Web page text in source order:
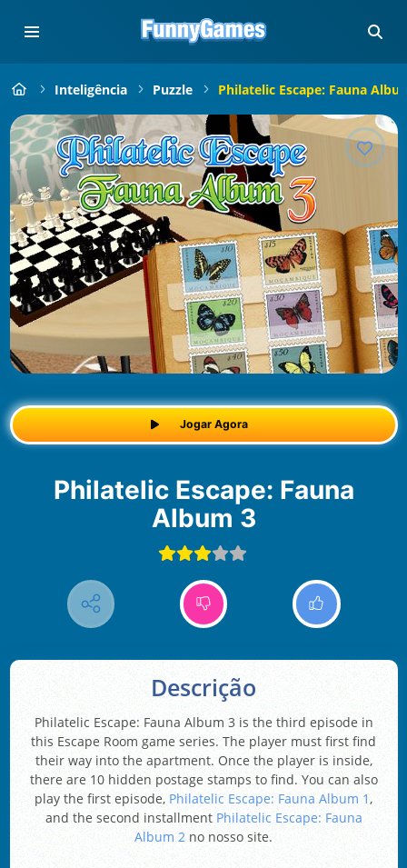
Inteligência Puzzle Philatelic Escape: Fauna
Jogar Agora
Philatelic Escape: Fauna
Album 3
Descrição
Philatelic Escape: Fauna Album 3 is the third episode in
this Escape Room game series. The player must first find
their way into the apartment. Once the player is inside,
there are 10 hidden postage stamps to find. You can also
play the first episode, Philatelic Escape: Fauna Album 1,
and the second installment Philatelic Escape: Fauna
Album 2 no nosso site.